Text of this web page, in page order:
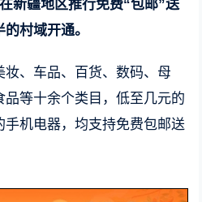
新疆地区推行免费“包邮”送
村域开通。
妆、车品、百货、数码、母
等十余个类目，低至几元的
手机电器，均支持免费包邮送